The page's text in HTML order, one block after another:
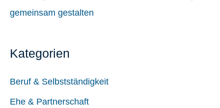
gemeinsam gestalten
Kategorien
Beruf & Selbstständigkeit
Ehe & Partnerschaft